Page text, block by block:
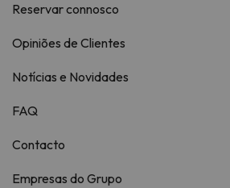
Reservar connosco
Opiniões de Clientes
Notícias e Novidades
FAQ
Contacto
Empresas do Grupo